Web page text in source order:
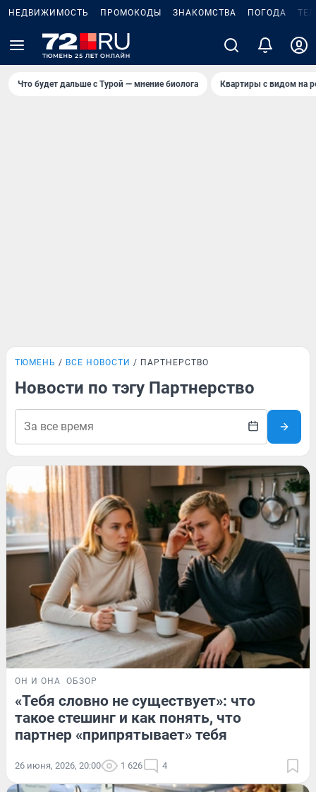
НЕДВИЖИМОСТЬ ПРОМОКОДЫ ЗНАКОМСТВА ПОГОДА
Что будет дальше с Турой — мнение биолога Квартиры с видом на
ТЮМЕНЬ ВСЕ НОВОСТИ ПАРТНЕРСТВО
Новости по тэгу Партнерство
ОН И ОНА ОБЗОР
«Тебя словно не существует»: что
такое стешинг и как понять, что
партнер «припрятывает» тебя
26 июня, 2026, 20:00 1 626 4